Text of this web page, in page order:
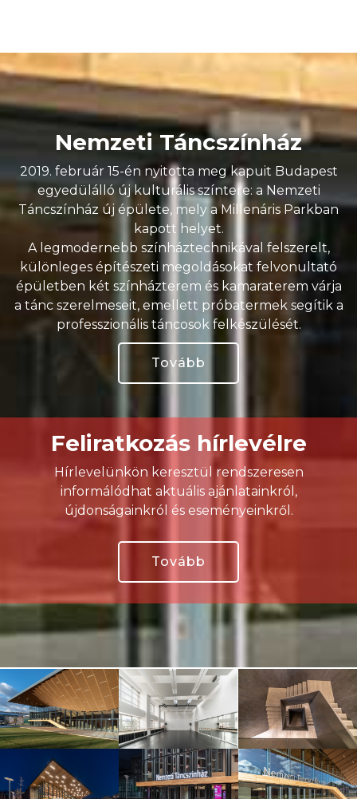
Nemzeti Táncszínház
2019. február 15-én nyitotta meg kapuit Budapest
egyedülálló új kulturális színtere: a Nemzeti
Táncszínház új épülete, mely a Millenáris Parkban
kapott helyet.
A legmodernebb színháztechnikával felszerelt,
különleges építészeti megoldásokat felvonultató
épületben két színházterem és kamaraterem várja
a tánc szerelmeseit, emellett próbatermek segítik a
professzionális táncosok felkészülését.
Tovább
Feliratkozás hírlevélre
Hírlevelünkön keresztül rendszeresen
informálódhat aktuális ajánlatainkról,
újdonságainkról és eseményeinkről.
Tovább